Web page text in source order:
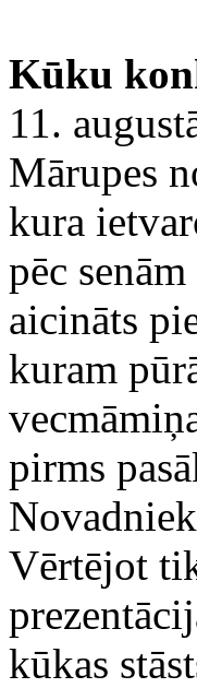
Kūku
11.
Mārupes
kura
pēc
aicināts
kuram
pirms
Vērtējot
kūkas